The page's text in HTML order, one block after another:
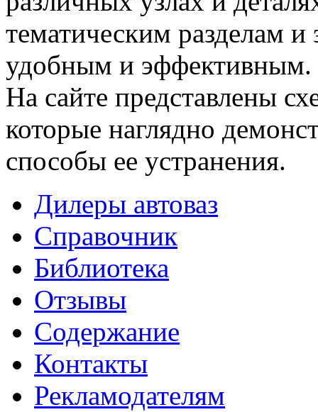
тематическим разделам и
удобным и эффективным.
На сайте представлены
которые наглядно
способы ее устранения.
Дилеры автоваз
Справочник
Библиотека
Отзывы
Содержание
Контакты
Рекламодателям